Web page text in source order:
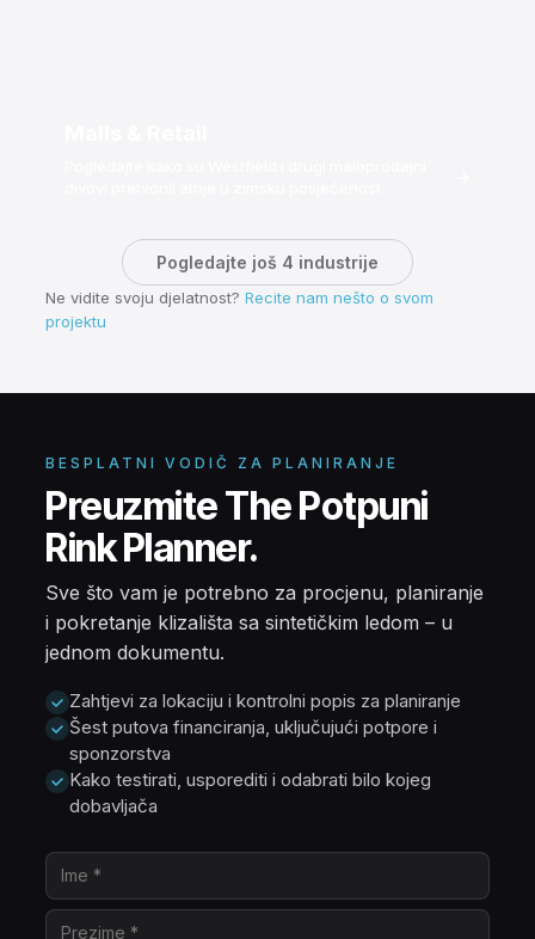
Pogledajte još 4 industrije
Ne vidite svoju djelatnost? Recite nam nešto o svom
projektu
BESPLATNI VODIČ ZA PLANIRANJE
Preuzmite The Potpuni
Rink Planner.
Sve što vam je potrebno za procjenu, planiranje
i pokretanje klizališta sa sintetičkim ledom – u
jednom dokumentu.
Zahtjevi za lokaciju i kontrolni popis za planiranje
Šest putova financiranja, uključujući potpore i
sponzorstva
Kako testirati, usporediti i odabrati bilo kojeg
dobavljača